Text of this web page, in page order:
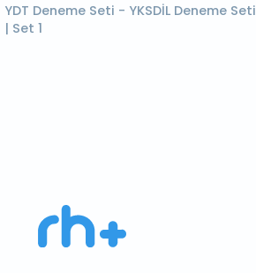
YDT Deneme Seti - YKSDİL Deneme Seti
| Set 1